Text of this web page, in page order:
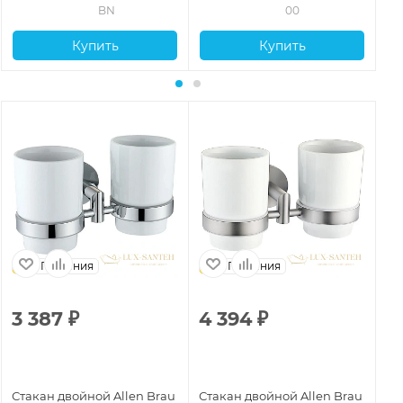
BN
Купить
00
Купить
Германия
3 387 ₽
Стакан двойной Allen Brau
Германия
4 394₽
Стакан двойной Allen Brau